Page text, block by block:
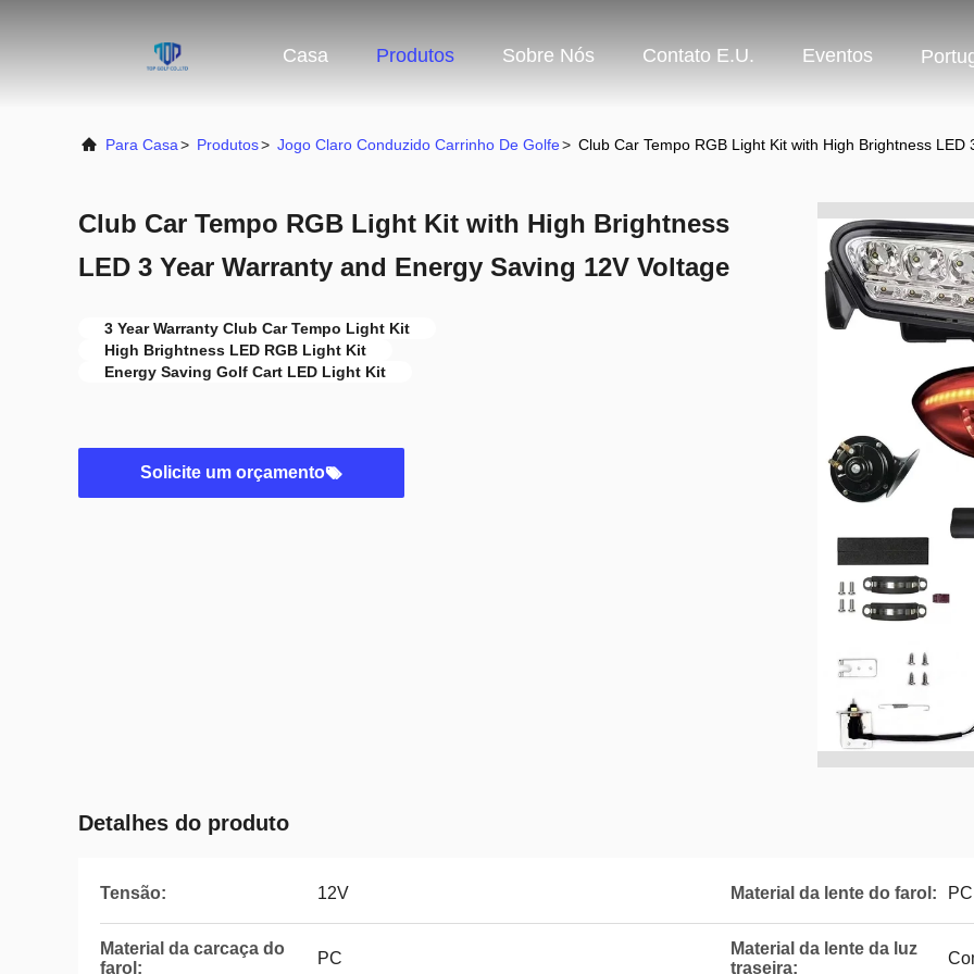
Casa Produtos Sobre Nós Contato E.U. Eventos
Para Casa> Produtos> Jogo Claro Conduzido Carrinho De Golfe> Club Car Tempo RGB Light Kit with High Brightness
Club Car Tempo RGB Light Kit with High Brightness
LED 3 Year Warranty and Energy Saving 12V Voltage
3 Year Warranty Club Car Tempo Light Kit
High Brightness LED RGB Light Kit
Energy Saving Golf Cart LED Light Kit
Solicite um orçamento
Detalhes do produto
Tensão: 12V Material da lente do farol: PC
Material da carcaça do
farol:
PC
Material da lente da luz
traseira: